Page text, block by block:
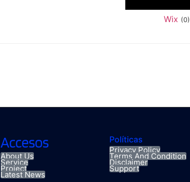
Wix (0)
Accesos
About Us
Service
Project
Latest News
Políticas
Privacy Policy
Terms And Condition
Disclaimer
Support